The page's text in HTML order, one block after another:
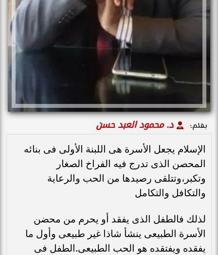
بقلم: د. محمود العبد حسن
الإسلام يجعل الأسرة هى اللبنة الأولى فى بنائه
المحصن الذى تدرج فيه الفراخ الصغار
وتكبر،وتتلقى رصيدها من الحب والرعاية
والتكافل والتكامل
لذلك فالطفل الذى يفقد أو يحرم من محضن
الأسرة الطبيعى ينشأ شاذا غير طبيعى وأول ما
يفقده ويفتقده هو الحب الطبيعى.الطفل فى